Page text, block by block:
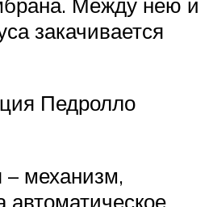
закачивается
Педролло
– механизм,